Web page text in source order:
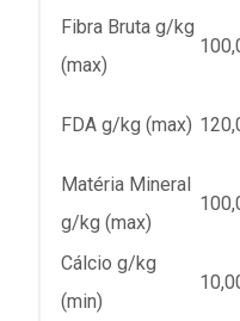
Fibra Bruta g/kg
(max)
FDA g/kg (max)
Matéria Mineral
g/kg (max)
Cálcio g/kg
(min)